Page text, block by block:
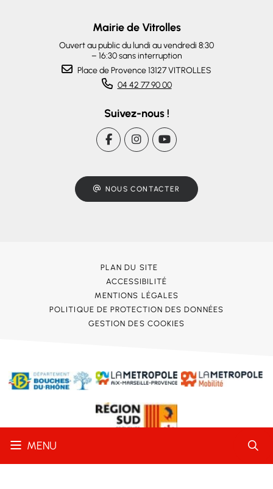
MENU
Mairie de Vitrolles
Ouvert au public du lundi au vendredi 8:30
– 16:30 sans interruption
Place de Provence 13127 VITROLLES
04 42 77 90 00
Suivez-nous !
NOUS CONTACTER
PLAN DU SITE
ACCESSIBILITÉ
MENTIONS LÉGALES
POLITIQUE DE PROTECTION DES DONNÉES
GESTION DES COOKIES